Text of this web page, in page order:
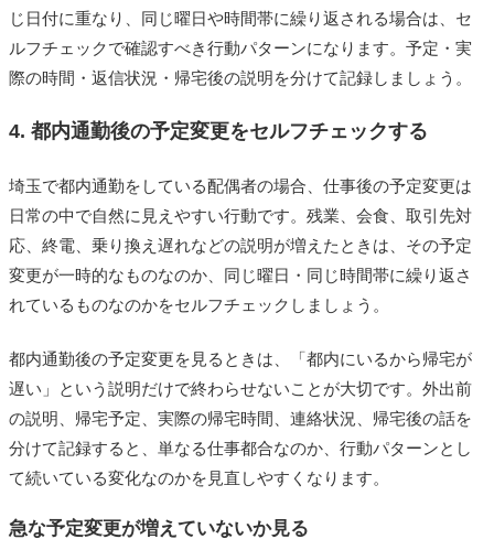
じ日付に重なり、同じ曜日や時間帯に繰り返される場合は、セ
ルフチェックで確認すべき行動パターンになります。予定・実
際の時間・返信状況・帰宅後の説明を分けて記録しましょう。
4. 都内通勤後の予定変更をセルフチェックする
埼玉で都内通勤をしている配偶者の場合、仕事後の予定変更は
日常の中で自然に見えやすい行動です。残業、会食、取引先対
応、終電、乗り換え遅れなどの説明が増えたときは、その予定
変更が一時的なものなのか、同じ曜日・同じ時間帯に繰り返さ
れているものなのかをセルフチェックしましょう。
都内通勤後の予定変更を見るときは、「都内にいるから帰宅が
遅い」という説明だけで終わらせないことが大切です。外出前
の説明、帰宅予定、実際の帰宅時間、連絡状況、帰宅後の話を
分けて記録すると、単なる仕事都合なのか、行動パターンとし
て続いている変化なのかを見直しやすくなります。
急な予定変更が増えていないか見る